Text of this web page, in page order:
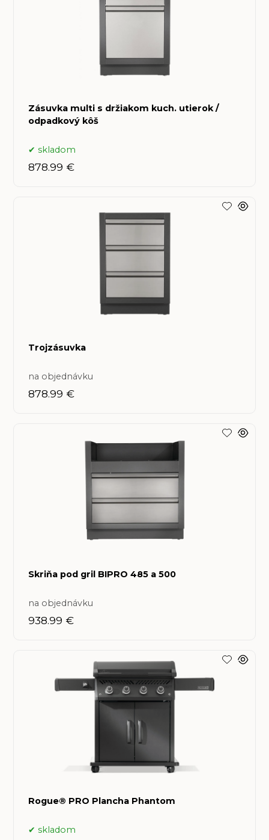
Zásuvka multi s držiakom kuch. utierok /
odpadkový kôš
skladom
878.99 €
Trojzásuvka
na objednávku
878.99 €
Skriňa pod gril BIPRO 485 a 500
na objednávku
938.99 €
Rogue® PRO Plancha Phantom
skladom